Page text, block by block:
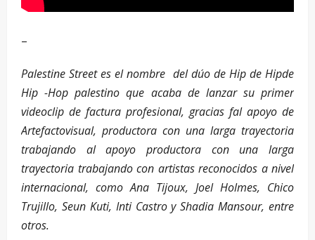
–
Palestine Street es el nombre del dúo de Hip de Hipde
Hip -Hop palestino que acaba de lanzar su primer
videoclip de factura profesional, gracias fal apoyo de
Artefactovisual, productora con una larga trayectoria
trabajando al apoyo productora con una larga
trayectoria trabajando con artistas reconocidos a nivel
internacional, como Ana Tijoux, Joel Holmes, Chico
Trujillo, Seun Kuti, Inti Castro y Shadia Mansour, entre
otros.